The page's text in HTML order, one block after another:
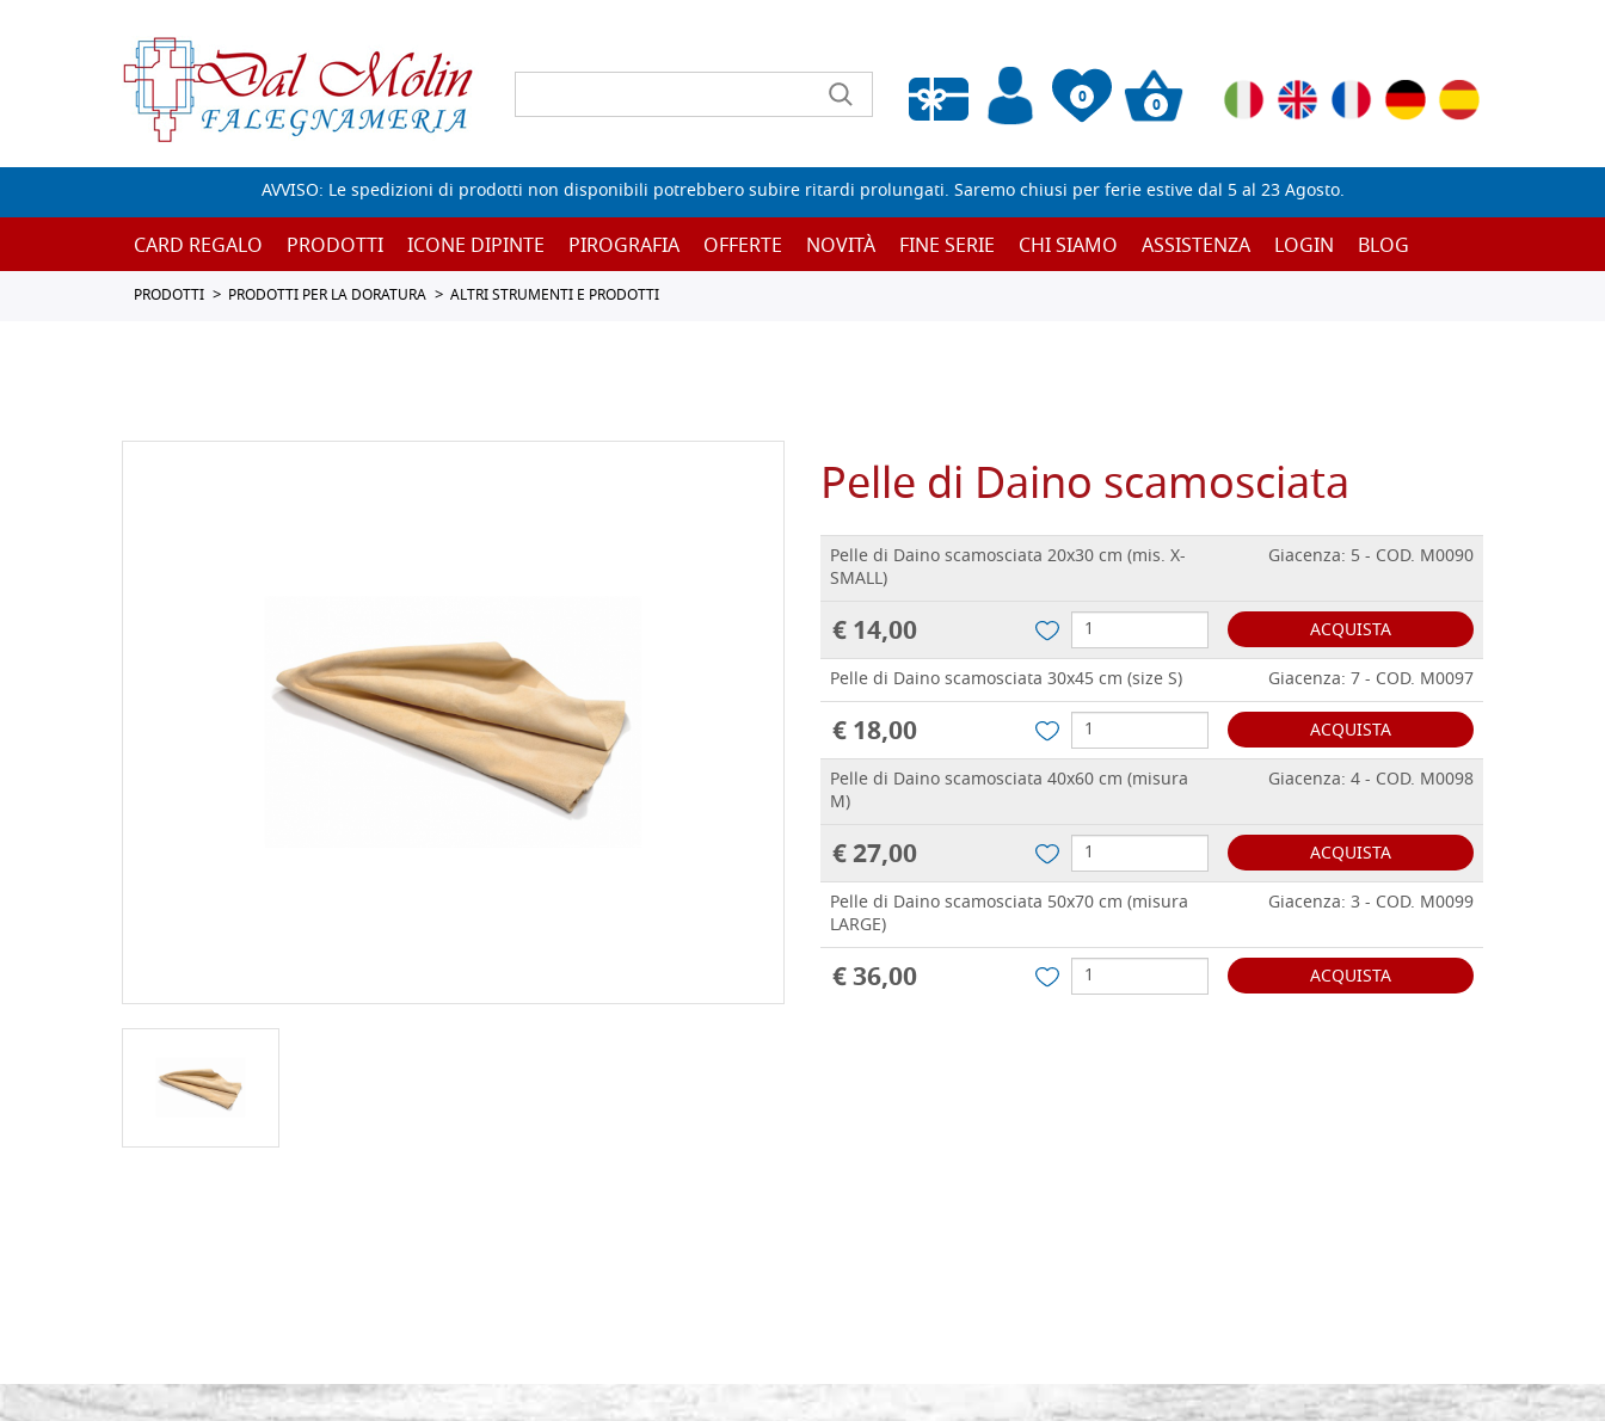
0
Wishlist vuota
0
AVVISO: Le spedizioni di prodotti non disponibili potrebbero subire ritardi prolungati. Saremo chiusi per ferie estive dal 5 al 23 Agosto.
CARD REGALO PRODOTTI ICONE DIPINTE PIROGRAFIA OFFERTE NOVITÀ FINE SERIE CHI SIAMO ASSISTENZA LOGIN BLOG
PRODOTTI PRODOTTI PER LA DORATURA ALTRI STRUMENTI E PRODOTTI
Pelle di Daino scamosciata
Pelle di Daino scamosciata 20x30 cm (mis. X-
SMALL)
Giacenza: 5 - COD. M0090
€ 14,00
ACQUISTA
Pelle di Daino scamosciata 30x45 cm (size S)
Giacenza: 7 - COD. M0097
€ 18,00
ACQUISTA
Pelle di Daino scamosciata 40x60 cm (misura
M)
Giacenza: 4 - COD. M0098
€ 27,00
ACQUISTA
Pelle di Daino scamosciata 50x70 cm (misura
LARGE)
Giacenza: 3 - COD. M0099
€ 36,00 ACQUISTA